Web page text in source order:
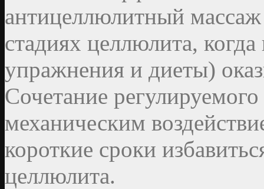
антицеллюлитный
стадиях целлюлита,
упражнения и диеты)
Сочетание
механическим
короткие сроки
целлюлита.